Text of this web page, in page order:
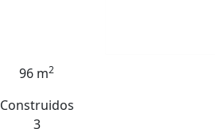
96 m2
Construidos
3